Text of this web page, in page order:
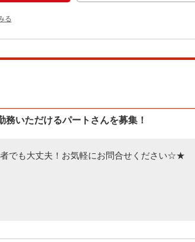
る
務いただけるパートさんを募集！
でも大丈夫！お気軽にお問合せください☆★